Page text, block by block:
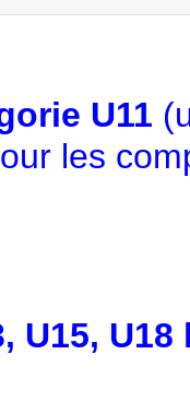
U11
les
U15,